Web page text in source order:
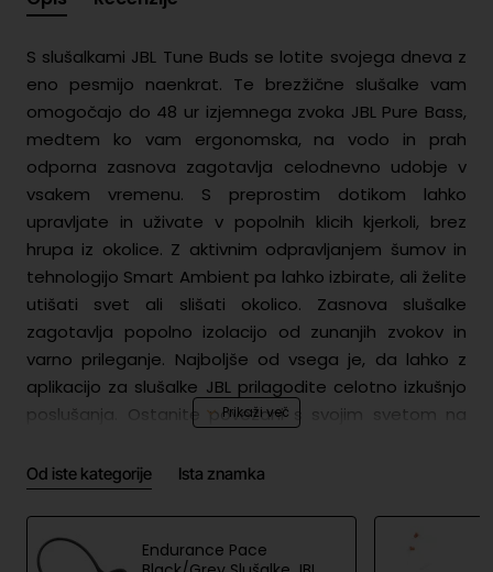
S slušalkami JBL Tune Buds se lotite svojega dneva z
eno pesmijo naenkrat. Te brezžične slušalke vam
omogočajo do 48 ur izjemnega zvoka JBL Pure Bass,
medtem ko vam ergonomska, na vodo in prah
odporna zasnova zagotavlja celodnevno udobje v
vsakem vremenu. S preprostim dotikom lahko
upravljate in uživate v popolnih klicih kjerkoli, brez
hrupa iz okolice. Z aktivnim odpravljanjem šumov in
tehnologijo Smart Ambient pa lahko izbirate, ali želite
utišati svet ali slišati okolico. Zasnova slušalke
zagotavlja popolno izolacijo od zunanjih zvokov in
varno prileganje. Najboljše od vsega je, da lahko z
aplikacijo za slušalke JBL prilagodite celotno izkušnjo
poslušanja. Ostanite povezani s svojim svetom na
Od iste kategorije Ista znamka
Endurance Pace